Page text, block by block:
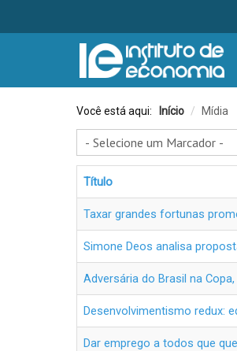
Você está aqui: Início / Mídia
Título
Taxar grandes fortunas
Simone Deos analisa
Adversária do Brasil na
Desenvolvimentismo redux:
Dar emprego a todos que